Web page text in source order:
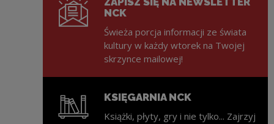
NCK
Świeża porcja informacji ze świata
kultury w każdy wtorek na Twojej
skrzynce mailowej!
KSIĘGARNIA NCK
Książki, płyty, gry i nie tylko... Zajrzyj